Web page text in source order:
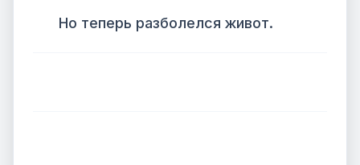
Но теперь разболелся живот.